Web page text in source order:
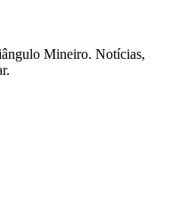
Mineiro. Notícias,